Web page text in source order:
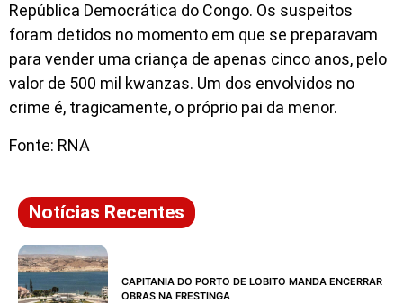
República Democrática do Congo. Os suspeitos
foram detidos no momento em que se preparavam
para vender uma criança de apenas cinco anos, pelo
valor de 500 mil kwanzas. Um dos envolvidos no
crime é, tragicamente, o próprio pai da menor.
Fonte: RNA
Notícias Recentes
CAPITANIA DO PORTO DE LOBITO MANDA ENCERRAR
OBRAS NA FRESTINGA